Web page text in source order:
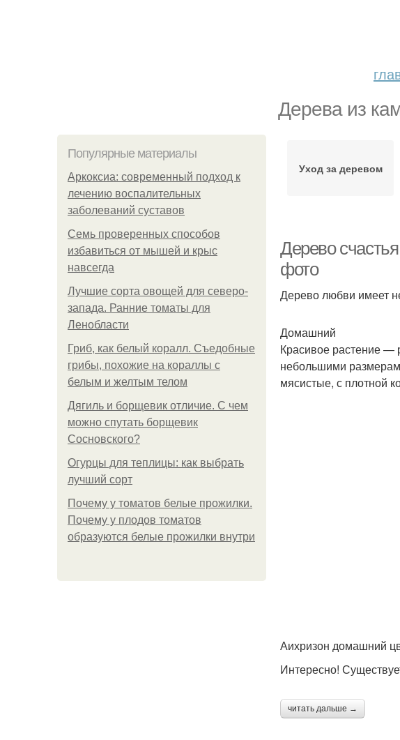
Дерева из
Популярные материалы
Аркоксиа: современный подход к
лечению воспалительных
заболеваний суставов
Семь проверенных способов
избавиться от мышей и крыс
навсегда
Лучшие сорта овощей для северо-
запада. Ранние томаты для
Ленобласти
Гриб, как белый коралл. Съедобные
грибы, похожие на кораллы с
белым и желтым телом
Дягиль и борщевик отличие. С чем
можно спутать борщевик
Сосновского?
Огурцы для теплицы: как выбрать
лучший сорт
Почему у томатов белые прожилки.
Почему у плодов томатов
образуются белые прожилки внутри
Уход за деревом
Дерево
фото
Дерево любви имеет
Домашний
Красивое растение —
небольшими
мясистые, с плотной
Аихризон домашний
Интересно!
читать дальше →